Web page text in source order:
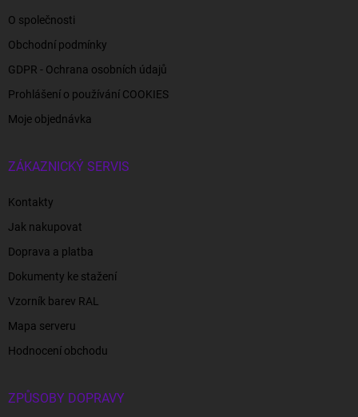
O společnosti
Obchodní podmínky
GDPR - Ochrana osobních údajů
Prohlášení o používání COOKIES
Moje objednávka
ZÁKAZNICKÝ SERVIS
Kontakty
Jak nakupovat
Doprava a platba
Dokumenty ke stažení
Vzorník barev RAL
Mapa serveru
Hodnocení obchodu
ZPŮSOBY DOPRAVY